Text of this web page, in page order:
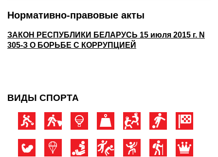
Нормативно-правовые акты
ЗАКОН РЕСПУБЛИКИ БЕЛАРУСЬ 15 июля 2015 г. N
305-З О БОРЬБЕ С КОРРУПЦИЕЙ
ВИДЫ СПОРТА